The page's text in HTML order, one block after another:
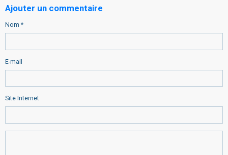
Ajouter un commentaire
Nom
E-mail
Site Internet